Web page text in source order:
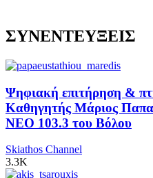
ΣΥΝΕΝΤΕΥΞΕΙΣ
Ψηφιακή επιτήρηση &
Καθηγητής Μάριος
NEO 103.3 του Βόλου
Skiathos Channel
3.3K